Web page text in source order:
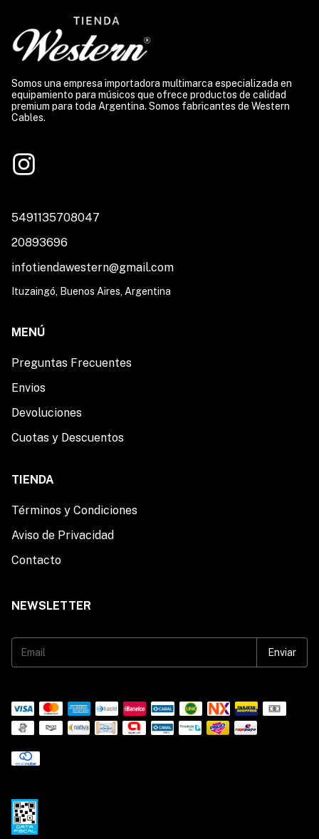
Somos una empresa importadora multimarca especializada en
equipamiento para músicos que ofrece productos de calidad
premium para toda Argentina. Somos fabricantes de Western
Cables.
5491135708047
20893696
infotiendawestern@gmail.com
Ituzaingó, Buenos Aires, Argentina
MENÚ
Preguntas Frecuentes
Envios
Devoluciones
Cuotas y Descuentos
TIENDA
Términos y Condiciones
Aviso de Privacidad
Contacto
NEWSLETTER